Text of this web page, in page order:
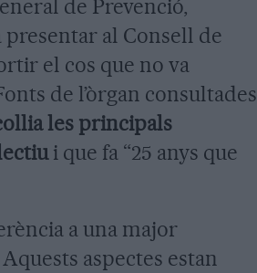
de Prevenció,
al Consell de
el cos que no va
de l’òrgan consultades
les principals
i que fa “25 anys que
a una major
aspectes estan